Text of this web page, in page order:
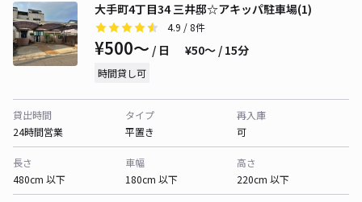
大手町4丁目34 三井邸☆アキッパ駐車場(1)
4.9 / 8件
¥500〜 / 日 ¥50〜 / 15分
時間貸し可
貸出時間
24時間営業
タイプ
平置き
再入庫
可
長さ
480cm 以下
車幅
180cm 以下
高さ
220cm 以下